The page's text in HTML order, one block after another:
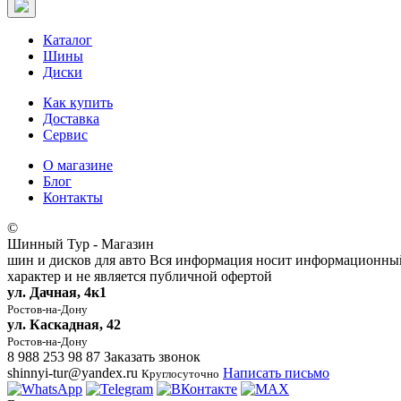
Каталог
Шины
Диски
Как купить
Доставка
Сервис
О магазине
Блог
Контакты
©
Шинный Тур - Магазин
шин и дисков для авто Вся информация носит
характер и не является публичной офертой
ул. Дачная, 4к1
Ростов-на-Дону
ул. Каскадная, 42
Ростов-на-Дону
8 988 253 98 87 Заказать звонок
shinnyi-tur@yandex.ru Круглосуточно Написать письмо